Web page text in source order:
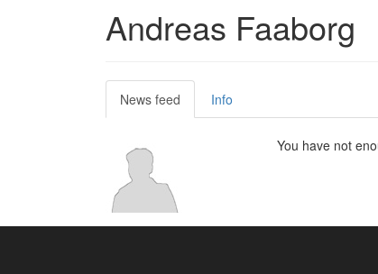
Andreas Faaborg
News feed Info
You have not